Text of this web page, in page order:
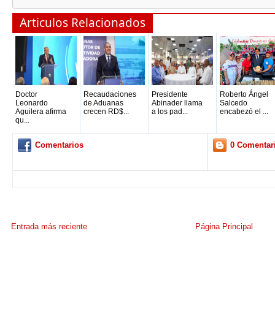
Articulos Relacionados
Doctor
Leonardo
Aguilera afirma
qu...
Recaudaciones
de Aduanas
crecen RD$...
Presidente
Abinader llama
a los pad...
Roberto Ángel
Salcedo
encabezó el ...
Comentarios 0
Entrada más reciente Página Principal